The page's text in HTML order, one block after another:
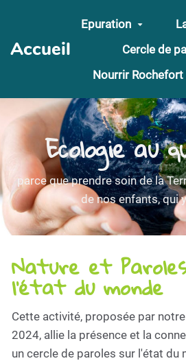
Aller au contenu principal
Accueil
Epuration
Cercle de
Nourrir Rochefort
Ecologie au
parce que prendre soin de la
de nos enfants, qui
Nature et
l'état du monde
Cette activité, proposée par
2024, allie la présence et la
un cercle de paroles sur l'état du